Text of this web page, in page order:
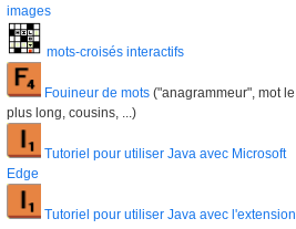
images
mots-croisés interactifs
Fouineur de mots ("anagrammeur", mot le
plus long, cousins, ...)
Tutoriel pour utiliser Java avec Microsoft
Edge
Tutoriel pour utiliser Java avec l'extension